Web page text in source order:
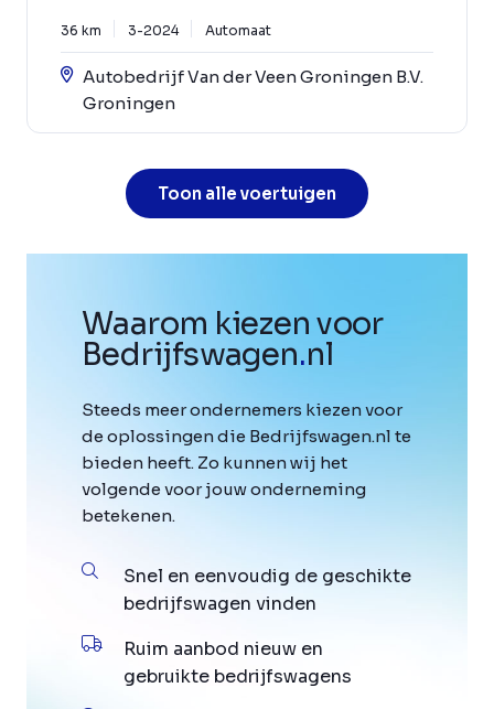
36 km 3-2024 Automaat
Autobedrijf Van der Veen Groningen B.V.
Groningen
Toon alle voertuigen
Waarom kiezen voor
Bedrijfswagen.nl
Steeds meer ondernemers kiezen voor
de oplossingen die Bedrijfswagen.nl te
bieden heeft. Zo kunnen wij het
volgende voor jouw onderneming
betekenen.
Snel en eenvoudig de geschikte
bedrijfswagen vinden
Ruim aanbod nieuw en
gebruikte bedrijfswagens